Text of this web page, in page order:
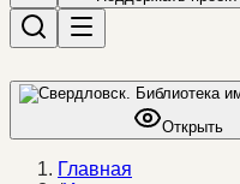
Открыть
Главная